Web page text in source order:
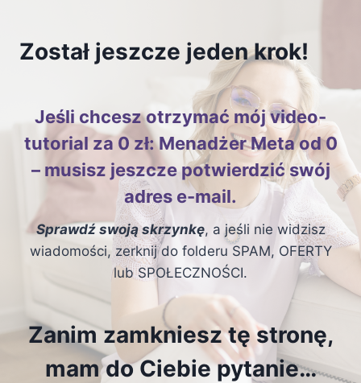
treściZostał jeszcze jeden krok!
Jeśli chcesz otrzymać mój video-
tutorial za 0 zł: Menadżer Meta od 0
– musisz jeszcze potwierdzić swój
adres e-mail.
Sprawdź swoją skrzynkę, a jeśli nie widzisz
wiadomości, zerknij do folderu SPAM, OFERTY
lub SPOŁECZNOŚCI.
Zanim zamkniesz tę stronę,
mam do Ciebie pytanie…